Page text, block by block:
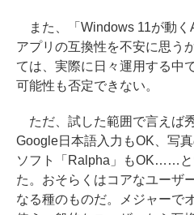
また、「Windows 11が動く
アプリの互換性を不安に思う
ては、実際に日々運用する中
可能性も否定できない。
ただ、試した範囲で言えば
Google日本語入力もOK、写
ソフト「Ralpha」もOK……と
た。おそらくはコアなユーザ
なる種のものだ。メジャーで